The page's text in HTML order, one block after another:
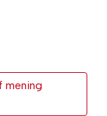
mening